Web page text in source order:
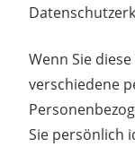
Wenn Sie
verschiedene
Sie persönlich